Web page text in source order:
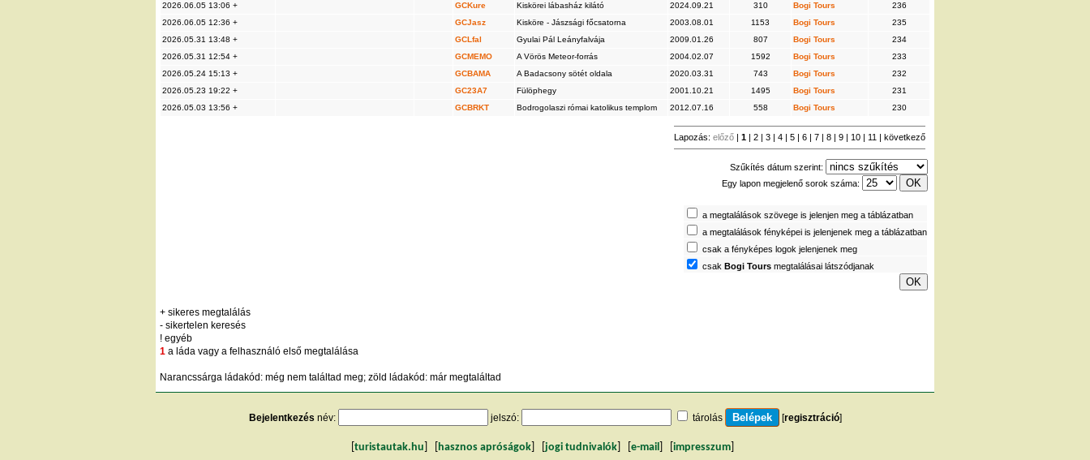
2026.06.05 13:06 +
GCKure Kiskörei lábasház kilátó 2024.09.21 310 Bogi Tours
236
2026.06.05 12:36 +
GCJasz Kisköre - Jászsági főcsatorna 2003.08.01 1153 Bogi Tours
235
2026.05.31 13:48 +
GCLfal Gyulai Pál Leányfalvája 2009.01.26 807 Bogi Tours
234
2026.05.31 12:54 +
GCMEMO A Vörös Meteor-forrás 2004.02.07 1592 Bogi Tours
233
2026.05.24 15:13 +
GCBAMA A Badacsony sötét oldala 2020.03.31 743 Bogi Tours
232
2026.05.23 19:22 +
GC23A7 Fülöphegy 2001.10.21 1495 Bogi Tours
231
2026.05.03 13:56 +
GCBRKT Bodrogolaszi római katolikus templom 2012.07.16 558 Bogi Tours 230
Lapozás: előző 1 2 3 4 5 6 7 8 9 10 11 következő
Szűkítés dátum szerint:
Egy lapon megjelenő sorok száma:
a megtalálások szövege is jelenjen meg a táblázatban
a megtalálások fényképei is jelenjenek meg a táblázatban
csak a fényképes logok jelenjenek meg
csak Bogi Tours megtalálásai látszódjanak
+ sikeres megtalálás
- sikertelen keresés
! egyéb
1 a láda vagy a felhasználó első megtalálása
Narancssárga ládakód: még nem találtad meg; zöld ládakód: már megtaláltad
Bejelentkezés név: jelszó: tárolás [regisztráció]
turistautak.hu hasznos apróságok jogi tudnivalók e-mail impresszum